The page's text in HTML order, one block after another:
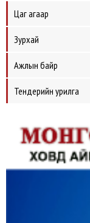
Цаг агаар
Зурхай
Ажлын байр
Тендерийн урилга